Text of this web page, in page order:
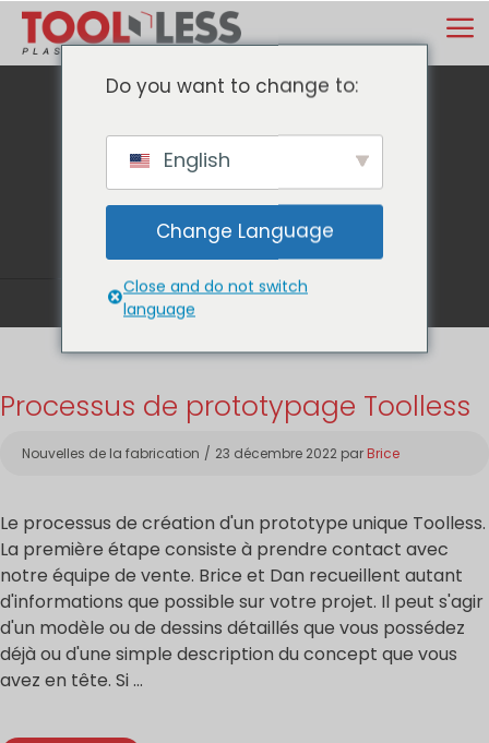
Skip
content
Blog
Processus de prototypage Toolless
Catégories
Nouvelles de la fabrication 23 décembre 2022 par Brice
Le processus de création d'un prototype unique Toolless.
La première étape consiste à prendre contact avec
notre équipe de vente. Brice et Dan recueillent autant
d'informations que possible sur votre projet. Il peut s'agir
d'un modèle ou de dessins détaillés que vous possédez
déjà ou d'une simple description du concept que vous
avez en tête. Si ...
Do you want to change to:
English
Change Language
Close and do not switch
language